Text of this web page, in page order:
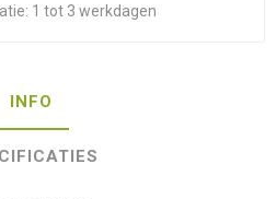
1 tot 3 werkdagen
INFO